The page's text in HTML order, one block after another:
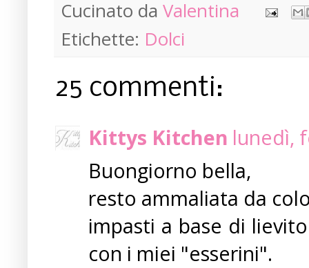
Cucinato da Valentina
Etichette: Dolci
25 commenti:
Kittys Kitchen lunedì,
Buongiorno bella,
resto ammaliata da
impasti a base di
con i miei "esserini".